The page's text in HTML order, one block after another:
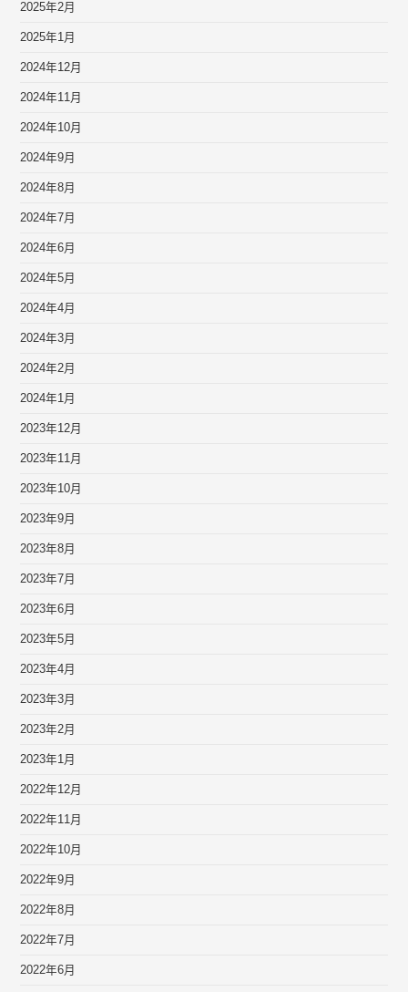
2025年2月
2025年1月
2024年12月
2024年11月
2024年10月
2024年9月
2024年8月
2024年7月
2024年6月
2024年5月
2024年4月
2024年3月
2024年2月
2024年1月
2023年12月
2023年11月
2023年10月
2023年9月
2023年8月
2023年7月
2023年6月
2023年5月
2023年4月
2023年3月
2023年2月
2023年1月
2022年12月
2022年11月
2022年10月
2022年9月
2022年8月
2022年7月
2022年6月